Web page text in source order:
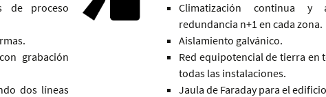
de proceso
grabación
dos líneas
Climatización continua y
redundancia n+1 en cada zona.
Aislamiento galvánico.
Red equipotencial de tierra en
todas las instalaciones.
Jaula de Faraday para el